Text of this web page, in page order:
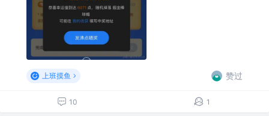
上班摸鱼 赞过
10 1